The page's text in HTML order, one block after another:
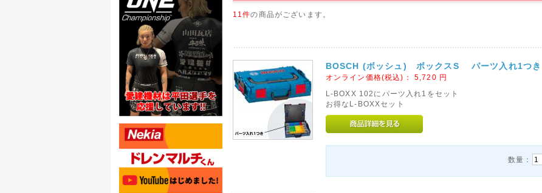
11件の商品がございます。
BOSCH (ボッシュ) ボックスS パーツ入れ1つき
オンライン価格(税込)： 5,720 円
L-BOXX 102にパーツ入れ1をセット
お得なL-BOXXセット
数量：